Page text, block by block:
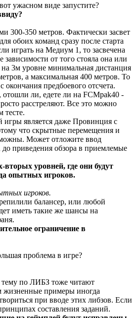
ужасном виде запустите?
300-350 метров. Фактически засвет
обоих команд сразу после старта
играть на Медиум 1, то засвечена
зависимости от того стояла она или
3м уровне минимальная дистанция
а максимальная 400 метров. То
с окончания предбоевого отсчета.
отошли ли, едете ли на FCMpak40 -
расстреляют. Все это можно
тесте.
игры является даже Провинция с
что скрытные перемещения и
Может отложите ввод
до приведения обзора в приемлемые
уровней, где они будут
опытных игроков.
игроков.
балансер, или любой
иметь такие же шансы на
ограничение в
проблема в игре?
по ЛИБЗ тоже читают
жизненные примеры иногда
при вводе этих либзов. Если
составления заданий.